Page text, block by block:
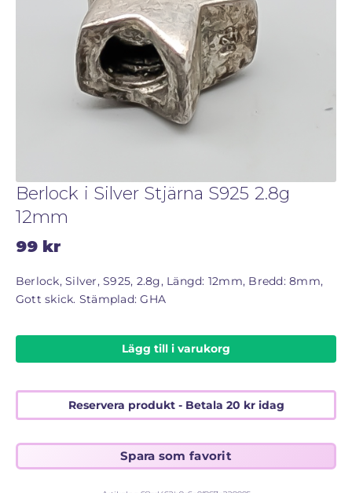
Vill du sälja? – Till Pantbanken
ALLMÄNNA VILLKOR
STORLEKSGUIDE FÖR RINGAR
SÅ FUNGERAR KÖP MED PANTLÅN
Berlock i Silver Stjärna S925 2.8g
12mm
99 kr
Berlock, Silver, S925, 2.8g, Längd: 12mm, Bredd: 8mm,
Gott skick. Stämplad: GHA
Lägg till i varukorg
Reservera produkt - Betala 20 kridag